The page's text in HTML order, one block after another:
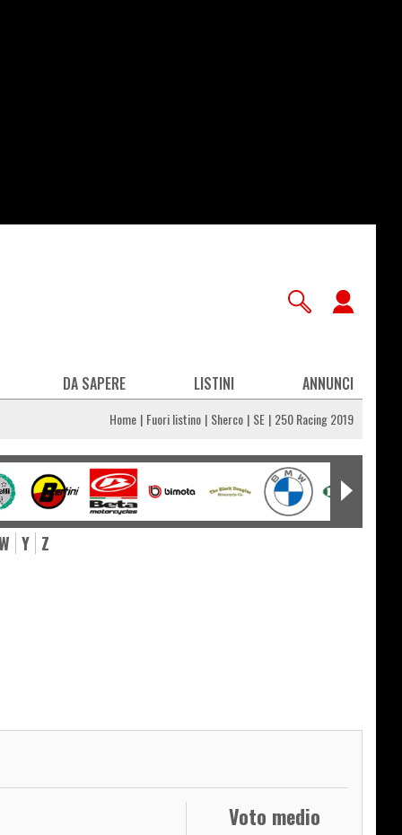
DA SAPERE LISTINI ANNUNCI
Home Fuori listino Sherco SE 250 Racing 2019
Y Z
Voto medio